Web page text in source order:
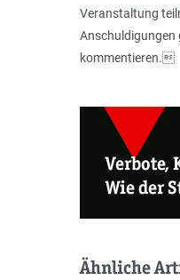
Veranstaltung
Anschuldigungen
kommentieren.
Verbote,
Wie der
Ähnliche